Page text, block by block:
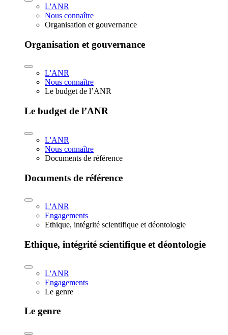
L'ANR
Nous connaître
Organisation et gouvernance
Organisation et gouvernance
L'ANR
Nous connaître
Le budget de l’ANR
Le budget de l’ANR
L'ANR
Nous connaître
Documents de référence
Documents de référence
L'ANR
Engagements
Ethique, intégrité scientifique et déontologie
Ethique, intégrité scientifique et déontologie
L'ANR
Engagements
Le genre
Le genre